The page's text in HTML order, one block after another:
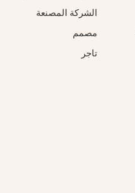
الشركة المصنعة
مصمم
تاجر